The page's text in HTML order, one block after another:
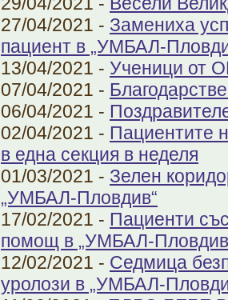
27/04/2021 - Замениха
пациент в „УМБАЛ-
13/04/2021 - Ученици от
07/04/2021 -
06/04/2021 -
02/04/2021 - Пациентите
в една секция в неделя
01/03/2021 - Зелен
„УМБАЛ-Пловдив“
17/02/2021 - Пациенти
помощ в „УМБАЛ-
12/02/2021 - Седмица
уролози в „УМБАЛ-